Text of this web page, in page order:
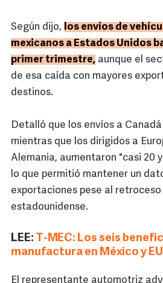
Según dijo,
los envíos de
mexicanos a Estados Unidos
primer trimestre, aunque el
de esa caída con mayores
destinos.
Detalló que los envíos a
mientras que los dirigidos a
Alemania, aumentaron "casi 20
lo que permitió mantener un
exportaciones pese al
estadounidense.
LEE: T-MEC: Los seis
manufactura en México y EU
El representante automotriz